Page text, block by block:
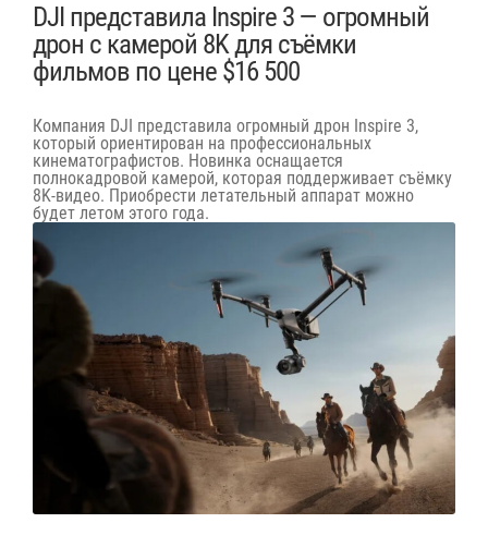
DJI представила Inspire 3 — огромный
дрон с камерой 8K для съёмки
фильмов по цене $16 500
Компания DJI представила огромный дрон Inspire 3,
который ориентирован на профессиональных
кинематографистов. Новинка оснащается
полнокадровой камерой, которая поддерживает съёмку
8K-видео. Приобрести летательный аппарат можно
будет летом этого года.